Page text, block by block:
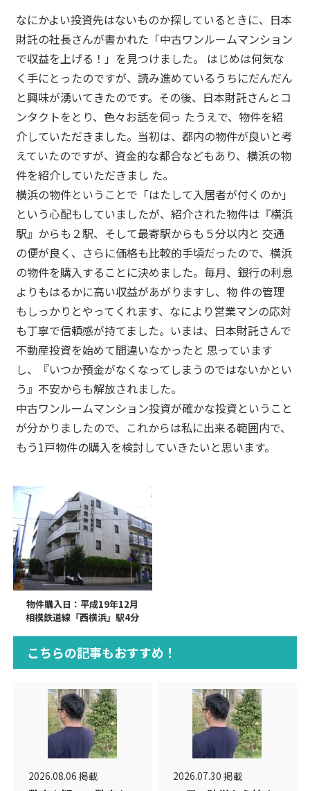
なにかよい投資先はないものか探しているときに、日本
財託の社長さんが書かれた「中古ワンルームマンション
で収益を上げる！」を見つけました。 はじめは何気な
く手にとったのですが、読み進めているうちにだんだん
と興味が湧いてきたのです。その後、日本財託さんとコ
ンタクトをとり、色々お話を伺っ たうえで、物件を紹
介していただきました。当初は、都内の物件が良いと考
えていたのですが、資金的な都合などもあり、横浜の物
件を紹介していただきまし た。
横浜の物件ということで「はたして入居者が付くのか」
という心配もしていましたが、紹介された物件は『横浜
駅』からも２駅、そして最寄駅からも５分以内と 交通
の便が良く、さらに価格も比較的手頃だったので、横浜
の物件を購入することに決めました。毎月、銀行の利息
よりもはるかに高い収益があがりますし、物 件の管理
もしっかりとやってくれます、なにより営業マンの応対
も丁寧で信頼感が持てました。いまは、日本財託さんで
不動産投資を始めて間違いなかったと 思っています
し、『いつか預金がなくなってしまうのではないかとい
う』不安からも解放されました。
中古ワンルームマンション投資が確かな投資ということ
が分かりましたので、これからは私に出来る範囲内で、
もう1戸物件の購入を検討していきたいと思います。
物件購入日：平成19年12月
相模鉄道線「西横浜」駅4分
こちらの記事もおすすめ！
2026.08.06 掲載 2026.07.30 掲載